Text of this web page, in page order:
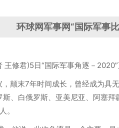
环球网军事网“国际军事
君)5日“国际军事角逐－2020”
颠末7年时间成长，曾经成为具
、白俄罗斯、亚美尼亚、阿塞
。